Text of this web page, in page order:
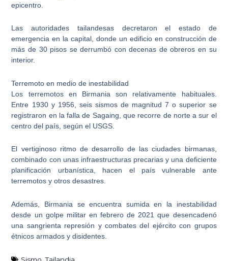
epicentro.
Las autoridades tailandesas decretaron el estado de
emergencia en la capital , donde un edificio en construcción de
más de 30 pisos se derrumbó con decenas de obreros en su
interior.
Terremoto en medio de inestabilidad
Los terremotos en Birmania son relativamente habituales.
Entre 1930 y 1956, seis sismos de magnitud 7 o superior se
registraron en la falla de Sagaing, que recorre de norte a sur el
centro del país, según el USGS.
El vertiginoso ritmo de desarrollo de lasciudades birmanas,
combinado con unas infraestructuras precarias y una deficiente
planificación urbanística, hacen el país vulnerable ante
terremotos y otros desastres.
Además, Birmania se encuentra sumida en la inestabilidad
desde un golpe militar en febrero de 2021 que desencadenó
una sangrienta represión y combates del ejército con grupos
étnicos armados y disidentes.